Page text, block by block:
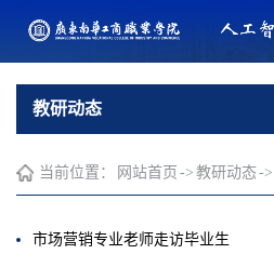
教研动态
当前位置： 网站首页 -> 教研动态->
市场营销专业老师走访毕业生